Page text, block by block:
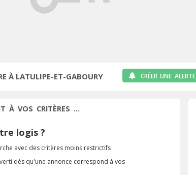
À LATULIPE-ET-GABOURY CRÉER UNE ALERTE
À VOS CRITÈRES ...
logis ?
avec des critères moins restrictifs
dès qu'une annonce correspond à vos